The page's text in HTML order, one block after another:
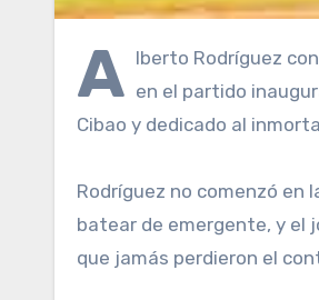
A lberto Rodríguez
en el partido
Cibao y dedicado al
Rodríguez no comenzó en
batear de emergente, y el
que jamás perdieron el